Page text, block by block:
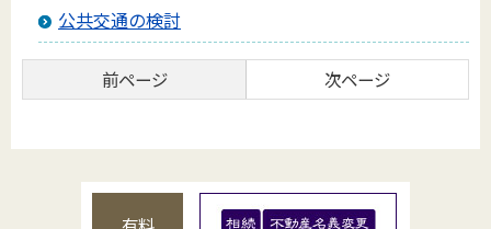
公共交通の検討
前ページ 次ページ